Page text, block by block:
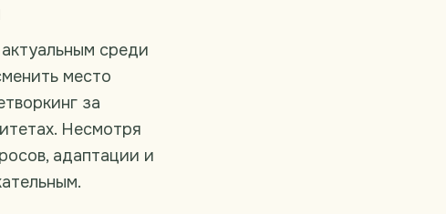
среди
место
за
Несмотря
адаптации и